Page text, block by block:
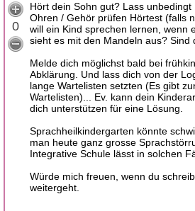
0
Hört dein Sohn gut? Lass
Ohren / Gehör prüfen Hörtest (falls
will ein Kind sprechen lernen, wenn
sieht es mit den Mandeln aus? Sind
Melde dich möglichst bald bei
Abklärung. Und lass dich von der
lange Wartelisten setzten (Es gibt
Wartelisten)... Ev. kann dein
dich unterstützen für eine Lösung.
Sprachheilkindergarten könnte
man heute ganz grosse
Integrative Schule lässt in solchen
Würde mich freuen, wenn du
weitergeht.